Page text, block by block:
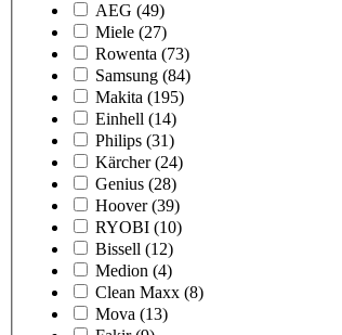
AEG (49)
Miele (27)
Rowenta (73)
Samsung (84)
Makita (195)
Einhell (14)
Philips (31)
Kärcher (24)
Genius (28)
Hoover (39)
RYOBI (10)
Bissell (12)
Medion (4)
Clean Maxx (8)
Mova (13)